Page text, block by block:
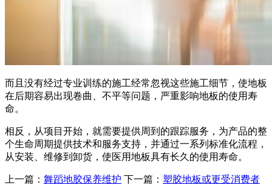
而且没有经过专业训练的施工经常忽视这些施工细节，使地板
在后期容易出现卷曲、不平等问题，严重影响地板的使用寿
命。
相反，从项目开始，就需要提供周到的跟踪服务，为产品的整
个生命周期提供技术和服务支持，并通过一系列标准化流程，
从安装、维修到卸货，使医用地板具有长久的使用寿命。
上一篇： 舞蹈地胶保养维护 下一篇： 塑胶地板或更受消费者